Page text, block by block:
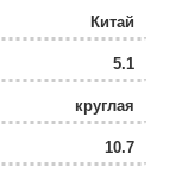
Китай
5.1
круглая
10.7